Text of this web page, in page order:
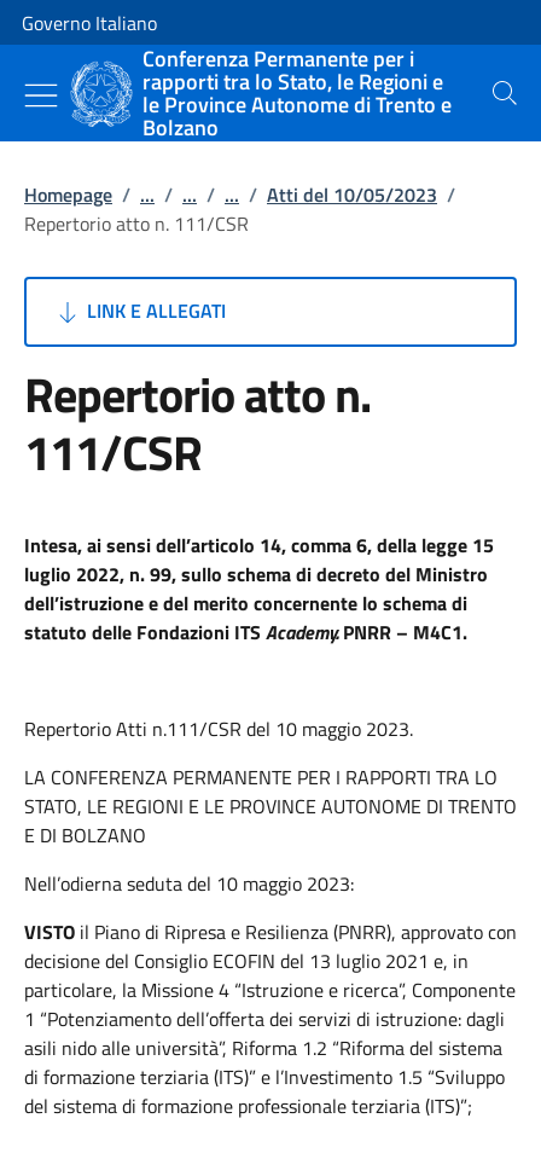
Vai al contenuto
Vai alla navigazione del sito
Governo Italiano
Conferenza Permanente per i
rapporti tra lo Stato, le Regioni e
le Province Autonome di Trento e
Bolzano
Cerca
Homepage / ... / ... / ... / Atti del 10/05/2023 /
Repertorio atto n. 111/CSR
LINK E ALLEGATI
Repertorio atto n.
111/CSR
Intesa, ai sensi dell’articolo 14, comma 6, della legge 15
luglio 2022, n. 99, sullo schema di decreto del Ministro
dell’istruzione e del merito concernente lo schema di
statuto delle Fondazioni ITS Academy. PNRR – M4C1.
Repertorio Atti n.111/CSR del 10 maggio 2023.
LA CONFERENZA PERMANENTE PER I RAPPORTI TRA LO
STATO, LE REGIONI E LE PROVINCE AUTONOME DI TRENTO
E DI BOLZANO
Nell’odierna seduta del 10 maggio 2023:
VISTO il Piano di Ripresa e Resilienza (PNRR), approvato con
decisione del Consiglio ECOFIN del 13 luglio 2021 e, in
particolare, la Missione 4 “Istruzione e ricerca”, Componente
1 “Potenziamento dell’offerta dei servizi di istruzione: dagli
asili nido alle università”, Riforma 1.2 “Riforma del sistema
di formazione terziaria (ITS)” e l’Investimento 1.5 “Sviluppo
del sistema di formazione professionale terziaria (ITS)”;